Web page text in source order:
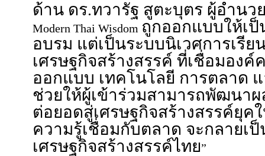
ด้าน ดร.ทวารัฐ สูตะบุตร ผู้อำนว
Modern Thai Wisdom ถูกออกแบบให้เ
อบรม แต่เป็นระบบนิเวศการเรีย
เศรษฐกิจสร้างสรรค์ ที่เชื่อมองค์
ออกแบบ เทคโนโลยี การตลาด
ช่วยให้ผู้เข้าร่วมสามารถพัฒนา
ต่อยอดสู่เศรษฐกิจสร้างสรรค์ยุค
ความรู้เชื่อมกับตลาด จะกลายเ
เศรษฐกิจสร้างสรรค์ไทย”